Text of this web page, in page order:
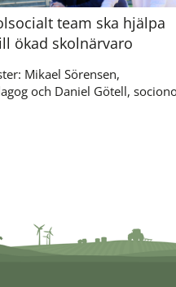
team ska hjälpa
ökad skolnärvaro
Mikael Sörensen,
och Daniel Götell,